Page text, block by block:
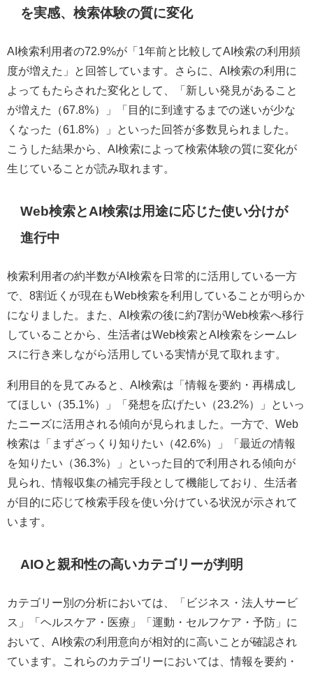
を実感、検索体験の質に変化
AI検索利用者の72.9%が「1年前と比較してAI検索の利用頻
度が増えた」と回答しています。さらに、AI検索の利用に
よってもたらされた変化として、「新しい発見があること
が増えた（67.8%）」「目的に到達するまでの迷いが少な
くなった（61.8%）」といった回答が多数見られました。
こうした結果から、AI検索によって検索体験の質に変化が
生じていることが読み取れます。
Web検索とAI検索は用途に応じた使い分けが
進行中
検索利用者の約半数がAI検索を日常的に活用している一方
で、8割近くが現在もWeb検索を利用していることが明らか
になりました。また、AI検索の後に約7割がWeb検索へ移行
していることから、生活者はWeb検索とAI検索をシームレ
スに行き来しながら活用している実情が見て取れます。
利用目的を見てみると、AI検索は「情報を要約・再構成し
てほしい（35.1%）」「発想を広げたい（23.2%）」といっ
たニーズに活用される傾向が見られました。一方で、Web
検索は「まずざっくり知りたい（42.6%）」「最近の情報
を知りたい（36.3%）」といった目的で利用される傾向が
見られ、情報収集の補完手段として機能しており、生活者
が目的に応じて検索手段を使い分けている状況が示されて
います。
AIOと親和性の高いカテゴリーが判明
カテゴリー別の分析においては、「ビジネス・法人サービ
ス」「ヘルスケア・医療」「運動・セルフケア・予防」に
おいて、AI検索の利用意向が相対的に高いことが確認され
ています。これらのカテゴリーにおいては、情報を要約・